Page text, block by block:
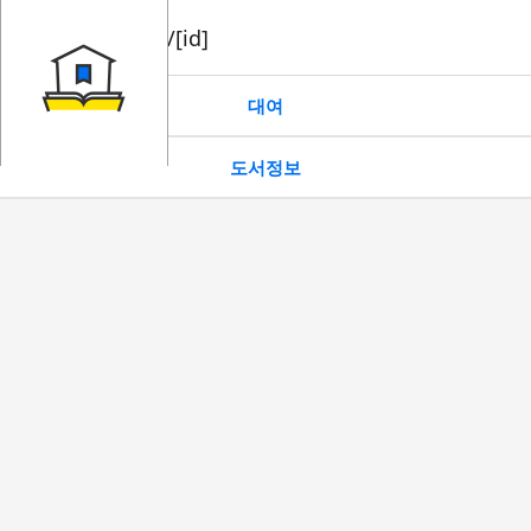
book/rent/[id]
대여
도서정보